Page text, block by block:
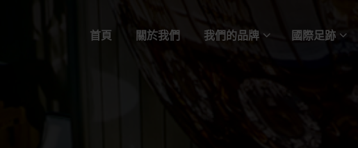
首頁 關於我們 我們的品牌 國際足跡